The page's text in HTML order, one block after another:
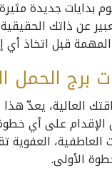
بدايات جديدة
عن ذاتك
المهمة قبل اتخاذ أي
برج الحمل
العالية، يعدّ هذا
الإقدام على أي
العاطفية،
الأولى.